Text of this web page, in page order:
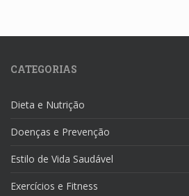
CATEGORIAS
Dieta e Nutrição
Doenças e Prevenção
Estilo de Vida Saudável
Exercícios e Fitness